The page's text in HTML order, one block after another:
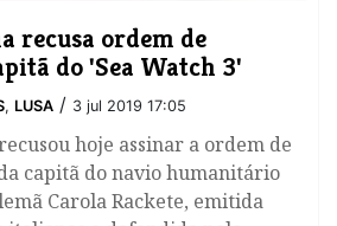
recusa ordem de
do 'Sea Watch 3'
, LUSA / 3 jul 2019 17:05
hoje assinar a ordem de
capitã do navio humanitário
Carola Rackete, emitida